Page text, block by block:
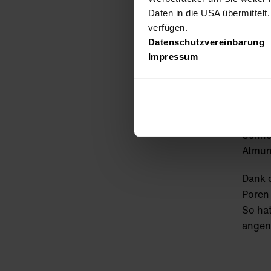
Daten in die USA
verfügen.
Datenschutzvereinbarung
Impressum
Dank
So